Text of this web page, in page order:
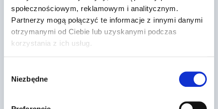
społecznościowym, reklamowym i analitycznym.
Partnerzy mogą połączyć te informacje z innymi danymi
otrzymanymi od Ciebie lub uzyskanymi podczas
korzystania z ich usług.
zgody
Niezbędne
Przez 2022-03-13